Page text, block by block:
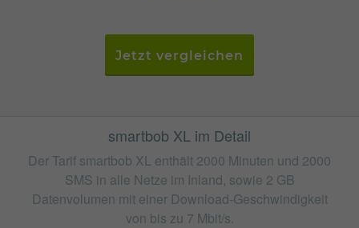
Jetzt vergleichen
smartbob XL im Detail
Der Tarif smartbob XL enthält 2000 Minuten und 2000
SMS in alle Netze im Inland, sowie 2 GB
Datenvolumen mit einer Download-Geschwindigkeit
von bis zu 7 Mbit/s.